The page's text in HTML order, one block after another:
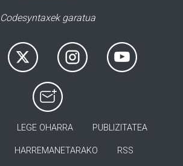
Codesyntaxek garatua
LEGE OHARRA PUBLIZITATEA
HARREMANETARAKO RSS